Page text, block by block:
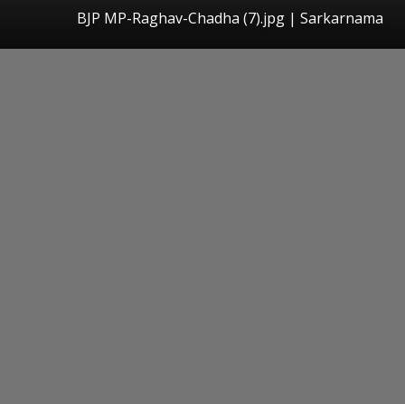
BJP MP-Raghav-Chadha (7).jpg | Sarkarnama